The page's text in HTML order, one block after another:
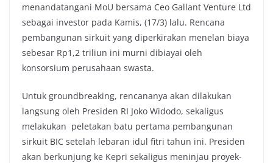
menandatangani MoU bersama Ceo Gallant Venture Ltd
sebagai investor pada Kamis, (17/3) lalu. Rencana
pembangunan sirkuit yang diperkirakan menelan biaya
sebesar Rp1,2 triliun ini murni dibiayai oleh
konsorsium perusahaan swasta.
Untuk groundbreaking, rencananya akan dilakukan
langsung oleh Presiden RI Joko Widodo, sekaligus
melakukan peletakan batu pertama pembangunan
sirkuit BIC setelah lebaran idul fitri tahun ini. Presiden
akan berkunjung ke Kepri sekaligus meninjau proyek-